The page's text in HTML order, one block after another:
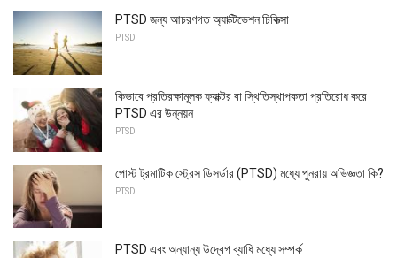
PTSD জন্য আচরণগত অ্যাক্টিভেশন চিকিত্সা
PTSD
কিভাবে প্রতিরক্ষামূলক ফ্যাক্টর বা স্থিতিস্থাপকতা প্রতিরোধ করে
PTSD এর উন্নয়ন
PTSD
পোস্ট ট্রমাটিক স্ট্রেস ডিসর্ডার (PTSD) মধ্যে পুনরায় অভিজ্ঞতা কি?
PTSD
PTSD এবং অন্যান্য উদ্বেগ ব্যাধি মধ্যে সম্পর্ক